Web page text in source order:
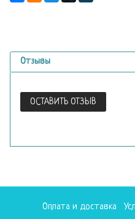
Отзывы
ОСТАВИТЬ ОТЗЫВ
Оплата и доставка